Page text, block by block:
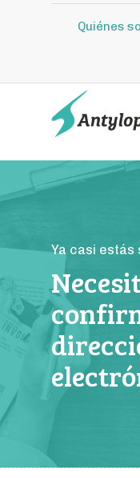
Quiénes
Ya casi estás